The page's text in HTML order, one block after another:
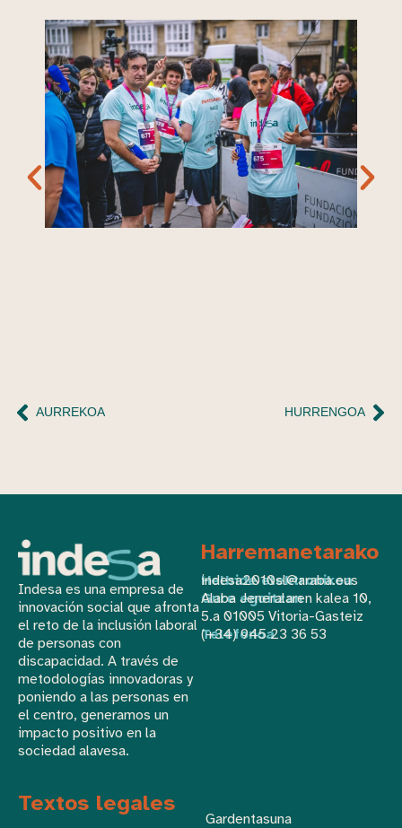
AURREKOA HURRENGOA
Indesa es una empresa de
innovación social que afronta
el reto de la inclusión laboral
de personas con
discapacidad. A través de
metodologías innovadoras y
poniendo a las personas en
el centro, generamos un
impacto positivo en la
sociedad alavesa.
Harremanetarako
Helbide elektronikoa
indesa2010sl@araba.eus
Gure egoitzan
Alaba Jeneralaren kalea 10,
5.a 01005 Vitoria-Gasteiz
Telefonoa
(+34) 945 23 36 53
Textos legales
Gardentasuna